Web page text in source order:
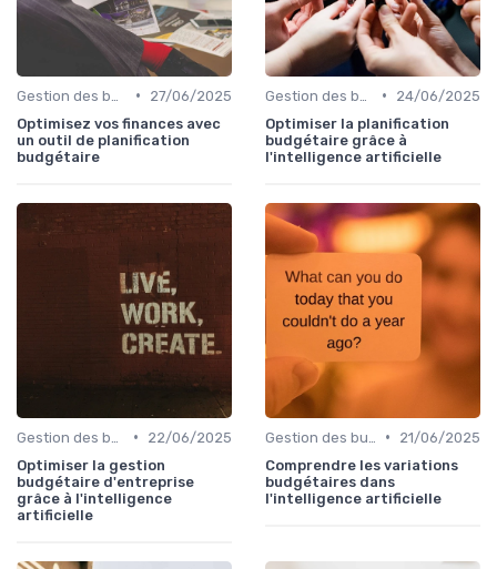
•
27/06/2025
Optimisez vos finances avec
un outil de planification
budgétaire
•
24/06/2025
Optimiser la planification
budgétaire grâce à
l'intelligence artificielle
•
22/06/2025
Optimiser la gestion
budgétaire d'entreprise
grâce à l'intelligence
artificielle
•
21/06/2025
Comprendre les variations
budgétaires dans
l'intelligence artificielle